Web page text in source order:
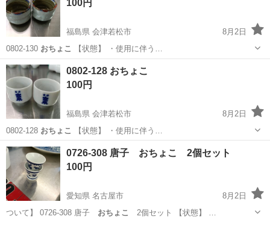
100円
福島県 会津若松市
8月2日
0802-130 おちょこ 【状態】 ・使用に伴う…
福島 会津若松市 食器
0802-128 おちょこ
100円
福島県 会津若松市
8月2日
0802-128 おちょこ 【状態】 ・使用に伴う…
福島 会津若松市 食器 おちょこ
0726-308 唐子 おちょこ 2個セット
100円
愛知県 名古屋市
8月2日
ついて】 0726-308 唐子 おちょこ 2個セット 【状態】 …